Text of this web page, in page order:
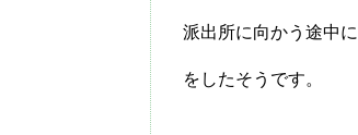
派出所に向かう途中
をしたそうです。